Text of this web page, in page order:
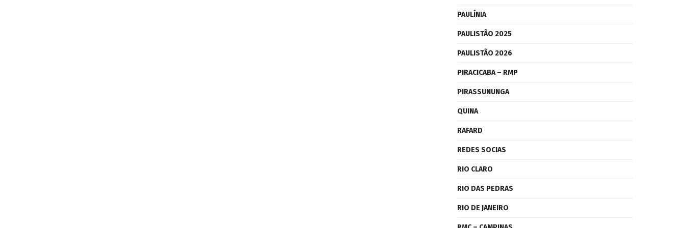
PAULÍNIA
PAULISTÃO 2025
PAULISTÃO 2026
PIRACICABA – RMP
PIRASSUNUNGA
QUINA
RAFARD
REDES SOCIAS
RIO CLARO
RIO DAS PEDRAS
RIO DE JANEIRO